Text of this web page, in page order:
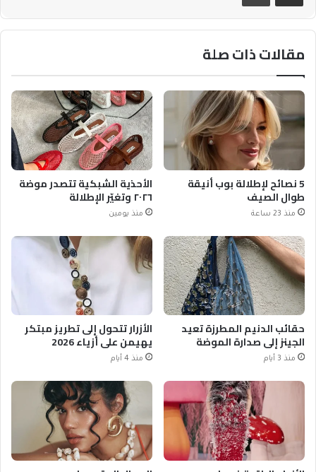
مقالات ذات صلة
5 نصائح لإطلالة بوب أنيقة
طوال الصيف
منذ 23 ساعة
الأحذية الشبكية تتصدر موضة
٢٠٢٦ وتغيّر الإطلالة
منذ يومين
حقائب الدنيم المطرزة تعيد
الجينز إلى صدارة الموضة
منذ 3 أيام
الأزرار تتحول إلى تطريز مبتكر
يهيمن على أزياء 2026
منذ 4 أيام